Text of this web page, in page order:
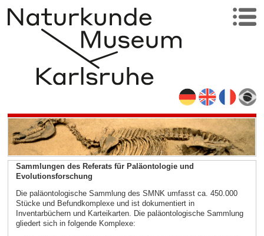
Sammlungen des Referats für Paläontologie und
Evolutionsforschung
Die paläontologische Sammlung des SMNK umfasst ca. 450.000
Stücke und Befundkomplexe und ist dokumentiert in
Inventarbüchern und Karteikarten. Die paläontologische Sammlung
gliedert sich in folgende Komplexe: